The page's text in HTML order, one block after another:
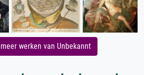
werken van Unbekannt